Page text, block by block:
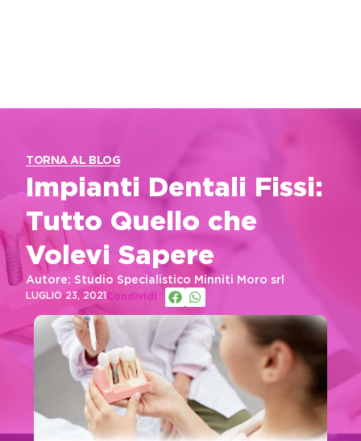
TORNA AL BLOG
Impianti Dentali Fissi:
Tutto Quello che
Volevi Sapere
Autore: Studio Specialistico Minniti Moro srl
LUGLIO 23, 2021Condividi